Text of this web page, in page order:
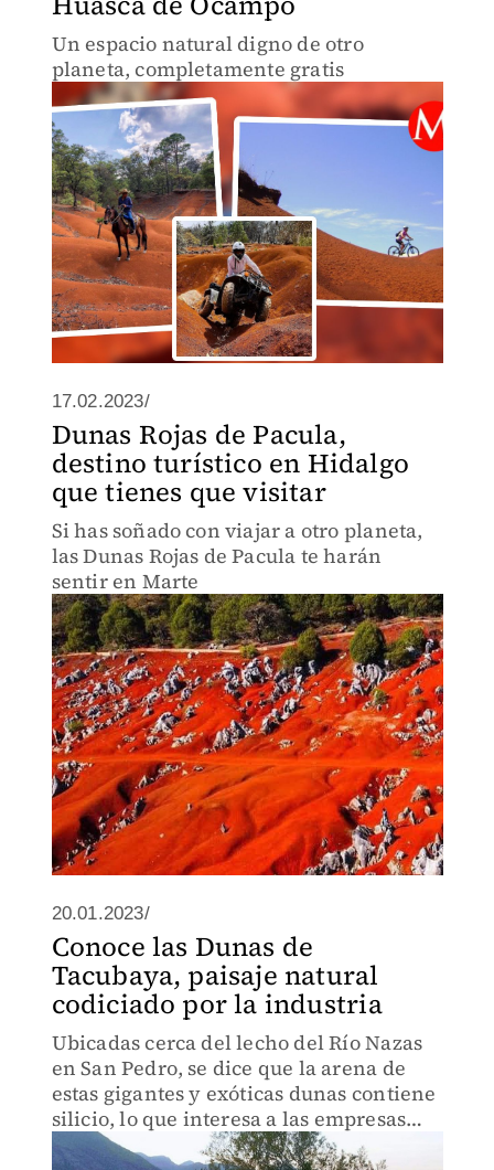
Un espacio natural digno de otro
planeta, completamente gratis
17.02.2023/
Dunas Rojas de Pacula,
destino turístico en Hidalgo
que tienes que visitar
Si has soñado con viajar a otro planeta,
las Dunas Rojas de Pacula te harán
sentir en Marte
20.01.2023/
Conoce las Dunas de
Tacubaya, paisaje natural
codiciado por la industria
Ubicadas cerca del lecho del Río Nazas
en San Pedro, se dice que la arena de
estas gigantes y exóticas dunas contiene
silicio, lo que interesa a las empresas
para procesos industriales.